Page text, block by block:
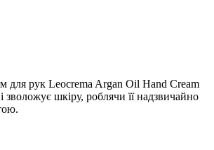
для рук Leocrema Argan Oil Hand Cream
зволожує шкіру, роблячи її надзвичайно